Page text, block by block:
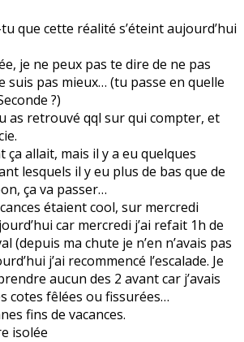
que cette réalité s’éteint aujourd’hui
je ne peux pas te dire de ne pas
suis pas mieux… (tu passe en quelle
?)
as retrouvé qql sur qui compter, et
ça allait, mais il y a eu quelques
lesquels il y eu plus de bas que de
ça va passer…
étaient cool, sur mercredi
car mercredi j’ai refait 1h de
(depuis ma chute je n’en n’avais pas
j’ai recommencé l’escalade. Je
aucun des 2 avant car j’avais
cotes fêlées ou fissurées…
fins de vacances.
isolée